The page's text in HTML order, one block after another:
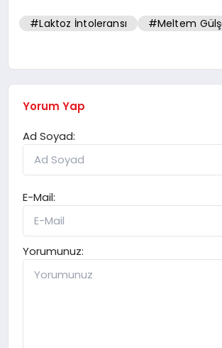
#Laktoz İntoleransı #Meltem
Yorum Yap
Ad Soyad:
E-Mail:
Yorumunuz: